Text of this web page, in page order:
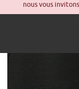
nous vous